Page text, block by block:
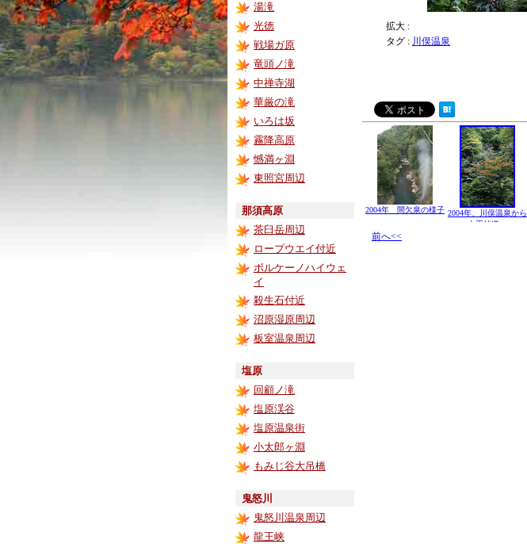
湯滝
光徳
戦場ガ原
竜頭ノ滝
中禅寺湖
華厳の滝
いろは坂
霧降高原
憾満ヶ淵
東照宮周辺
那須高原
茶臼岳周辺
ロープウエイ付近
ボルケーノハイウェ
イ
殺生石付近
沼原湿原周辺
板室温泉周辺
塩原
回顧ノ滝
塩原渓谷
塩原温泉街
小太郎ヶ淵
もみじ谷大吊橋
鬼怒川
鬼怒川温泉周辺
龍王峡
拡大 :
タグ : 川俣温泉
2004年 間欠泉の様子 2004年、川俣温泉から
山王林道へ
前へ<<